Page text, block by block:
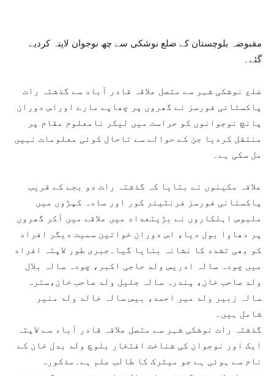
مقبوضہ بلوچستان کے ضلع نوشکی سے چھ نوجوان لاپتہ کردیے
گئے۔
ضلع نوشکی شہر سے متصل علاقہ قادر آباد سے گذشتہ رات
پاکستانی فورسز نے گھروں پر چھاپے مارے اوراس دوران
پانچ نوجوانوں کو حراست میں لیکر نامعلوم مقام پر
منتقل کردیا جن کے حوالے سے تاحال کوئی معلومات نہیں
مل سکی ہے۔
علاقہ مکینوں نے بتایا کہ گذشتہ رات دو بجے کے قریب
پاکستانی فورسز فرنٹیئر کور اور سادہ کپڑوں میں
ملبوس اہلکاروں نے بڑیتعداد میں علاقے میں آکر گھروں
پر دھاوا بول دیا، اس دوران خواتین سمیت دیگر افراد
کو بھی تشدد کا نشانہ بنایا گیا۔جبری طور لاپتہ افراد
میں چودہ سالہ ادریس ولد حاجی اکبر، چودہ سالہ بلال
ولد صاحب خان، پندرہ سالہ جلیل ولد صاحب خان،سترہ
سالہ زبیر ولد میر احمد، بیس سالہ خالد ولد منیر
شامل ہیں۔
گذشتہ رات نوشکی شہر سے متصل علاقہ قادر آباد سے لاپتہ
ایک اور نوجوان کی شناخت افتخار بلوچ ولد بدل خان کے
نام سے ہوئی ہے جو میٹرک کا طالب علم ہے۔مذکورہ